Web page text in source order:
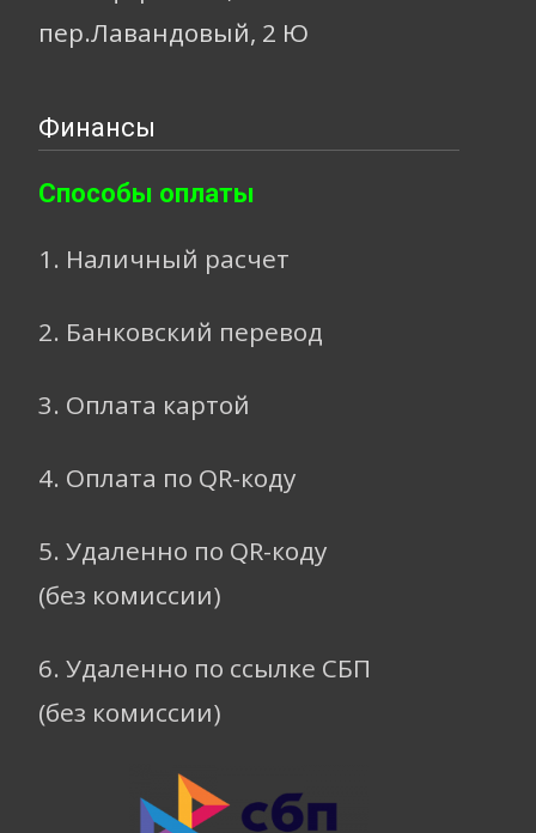
пер.Лавандовый, 2 Ю
Финансы
Способы оплаты
1. Наличный расчет
2. Банковский перевод
3. Оплата картой
4. Оплата по QR-коду
5. Удаленно по QR-коду
(без комиссии)
6. Удаленно по ссылке СБП
(без комиссии)